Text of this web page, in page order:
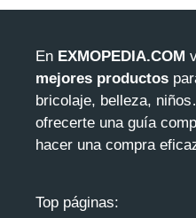
En EXMOPEDIA.COM
mejores productos
bricolaje, belleza,
ofrecerte una guía
hacer una compra
Top páginas: